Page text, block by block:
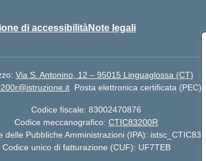
di accessibilitàNote legali
Via S. Antonino, 12 – 95015 Linguaglossa (CT)
Posta elettronica certificata (PEC):
Codice fiscale: 83002470876
Codice meccanografico: CTIC83200R
delle Pubbliche Amministrazioni (IPA):
Codice unico di fatturazione (CUF): UF7TEB